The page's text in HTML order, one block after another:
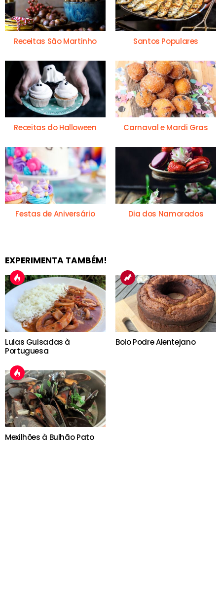
Receitas São Martinho Santos Populares
Receitas do Halloween Carnaval e Mardi Gras
Festas de Aniversário Dia dos Namorados
EXPERIMENTA TAMBÉM!
Lulas Guisadas à
Portuguesa
Bolo Podre Alentejano
Mexilhões à Bulhão Pato